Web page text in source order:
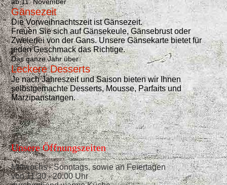
Gänsezeit
Die Vorweihnachtszeit ist Gänsezeit.
Freuen Sie sich auf Gänsekeule, Gänsebrust oder
Zweierlei von der Gans. Unsere Gänsekarte bietet für
jeden Geschmack das Richtige.
Das ganze Jahr über
Leckere Desserts
Je nach Jahreszeit und Saison bieten wir Ihnen
selbstgemachte Desserts, Mousse, Parfaits und
Marzipanstangen.
Unsere Öffnungszeiten
Mittwochs - Sonntags, sowie an Feiertagen
von 11:30 - 20:00 Uhr